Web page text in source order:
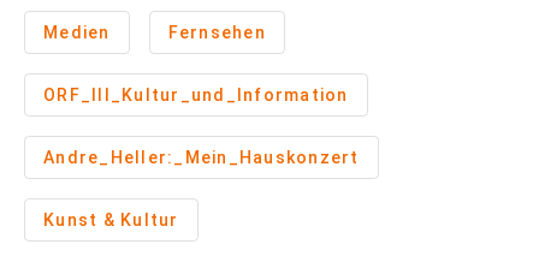
Medien Fernsehen
ORF_III_Kultur_und_Information
Andre_Heller:_Mein_Hauskonzert
Kunst & Kultur